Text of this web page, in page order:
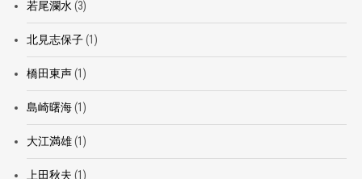
若尾瀾水(3)
北見志保子(1)
橋田東声(1)
島崎曙海(1)
大江満雄(1)
上田秋夫 (1)